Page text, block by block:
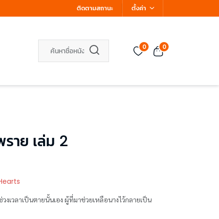
ติดตามสถานะ ตั้งค่า
0 0
าย เล่ม 2
งเวลาเป็นตายนั้นเอง ผู้ที่มาช่วยเหลือนางไว้กลายเป็น